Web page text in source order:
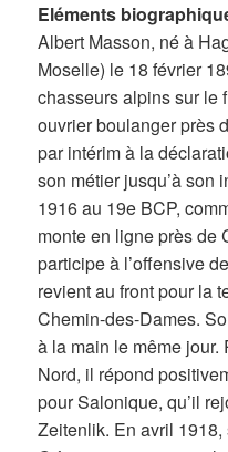
Eléments
Albert Masson, né à
Moselle) le 18 février
chasseurs alpins sur le
ouvrier boulanger près
par intérim à la
son métier jusqu’à son
1916 au 19e BCP,
monte en ligne près de
participe à l’offensive
revient au front pour la
Chemin-des-Dames.
à la main le même
Nord, il répond
pour Salonique, qu’il
Zeitenlik. En avril